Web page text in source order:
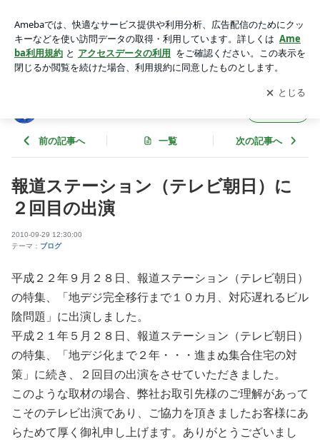
ツリーファンクラブブログ
アプリをダウンロードして ブログの更新通知
を受け取りまし
ょう。
開く
前の記事へ 一覧 次の記事へ
報道ステーション（テレビ朝日）に
２回目の出演
2010-09-29 12:30:00
テーマ： ブログ
平成２２年９月２８日、報道ステーション（テレビ朝日）
の特集、「地デジ完全移行まで１０カ月、対応遅れるビル
陰問題」に出演しました。
平成２１年５月２８日、報道ステーション（テレビ朝日）
の特集、「地デジ化まで２年・・・進まぬ集合住宅の対
策」に続き、２回目の出演をさせていただきました。
このような取材の場合、弊社お取引先様のご理解があって
こそのテレビ出演であり、ご協力を頂きましたお客様にあ
らためて厚く御礼申し上げます。ありがとうございまし